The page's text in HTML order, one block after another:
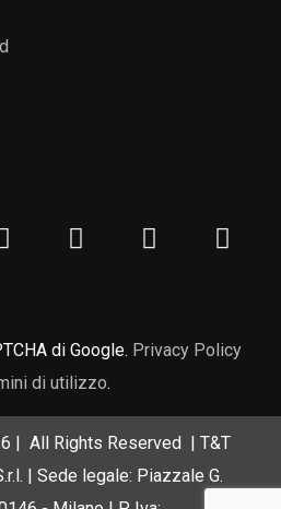
di Google. Privacy Policy
di utilizzo.
| All Rights Reserved | T&T
| Sede legale: Piazzale G.